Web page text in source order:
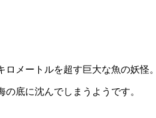
メートルを超す巨大な魚の妖怪。
底に沈んでしまうようです。